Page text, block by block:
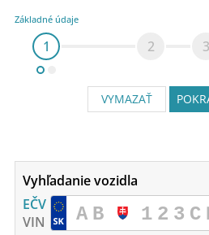
Základné údaje
1 2 3
VYMAZAŤ
Vyhľadanie vozidla
EČV
VIN